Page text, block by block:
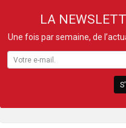
LA
Une fois par semaine, de